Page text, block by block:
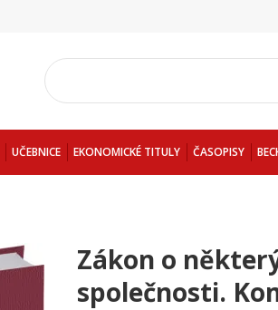
UČEBNICE EKONOMICKÉ TITULY ČASOPISY
Zákon o
společnosti.